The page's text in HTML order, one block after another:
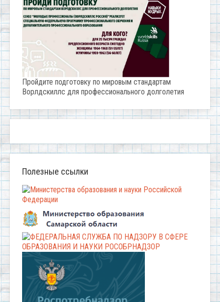
Пройдите подготовку по мировым стандартам
Ворлдскиллс для профессионального долголетия
Полезные ссылки